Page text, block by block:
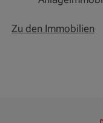
Zu den Immobilien